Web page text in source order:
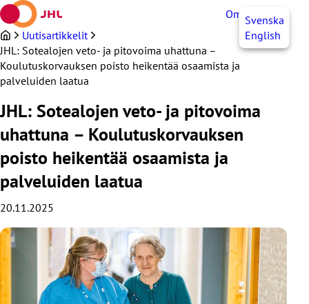
Siirry
sisältöön
OmaJHLSvenska
English
Uutisartikkelit
JHL: Sotealojen veto- ja pitovoima uhattuna –
Koulutuskorvauksen poisto heikentää osaamista ja
palveluiden laatua
JHL: Sotealojen veto- ja pitovoima
uhattuna – Koulutuskorvauksen
poisto heikentää osaamista ja
palveluiden laatua
20.11.2025